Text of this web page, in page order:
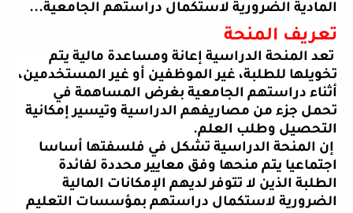
المادية الضرورية لاستكمال دراستهم الجامعية...
تعريف المنحة
تعد المنحة الدراسية إعانة ومساعدة مالية يتم
تخويلها للطلبة، غير الموظفين أو غير المستخدمين،
أثناء دراستهم الجامعية بغرض المساهمة في
تحمل جزء من مصاريفهم الدراسية وتيسير إمكانية
التحصيل وطلب العلم.
إن المنحة الدراسية تشكل في فلسفتها أساسا
اجتماعيا يتم منحها وفق معايير محددة لفائدة
الطلبة الذين لا تتوفر لديهم الإمكانات المالية
الضرورية لاستكمال دراستهم بمؤسسات التعليم